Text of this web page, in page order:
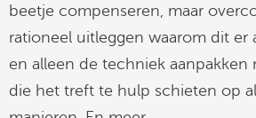
beetje compenseren, maar
rationeel uitleggen waarom dit er
en alleen de techniek aanpakken
die het treft te hulp schieten op